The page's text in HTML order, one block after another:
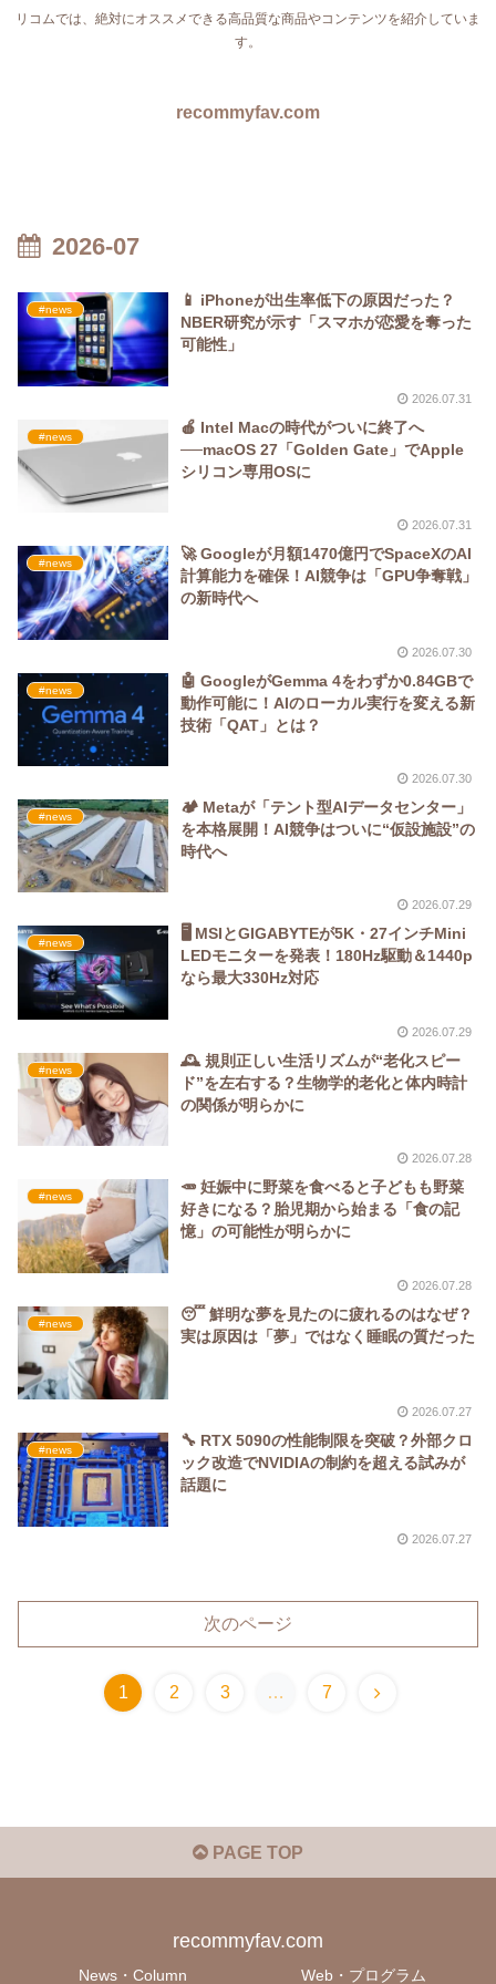
リコムでは、絶対にオススメできる高品質な商品やコンテンツを紹介していま
す。
recommyfav.com
2026-07
#news
📱 iPhoneが出生率低下の原因だった？
NBER研究が示す「スマホが恋愛を奪った
可能性」
2026.07.31
#news
🍎 Intel Macの時代がついに終了へ
──macOS 27「Golden Gate」でApple
シリコン専用OSに
2026.07.31
#news
🚀 Googleが月額1470億円でSpaceXのAI
計算能力を確保！AI競争は「GPU争奪戦」
の新時代へ
2026.07.30
#news
🤖 GoogleがGemma 4をわずか0.84GBで
動作可能に！AIのローカル実行を変える新
技術「QAT」とは？
2026.07.30
#news
🏕️ Metaが「テント型AIデータセンター」
を本格展開！AI競争はついに“仮設施設”の
時代へ
2026.07.29
#news
🖥️ MSIとGIGABYTEが5K・27インチMini
LEDモニターを発表！180Hz駆動＆1440p
なら最大330Hz対応
2026.07.29
#news
🕰️ 規則正しい生活リズムが“老化スピー
ド”を左右する？生物学的老化と体内時計
の関係が明らかに
2026.07.28
#news
🥕 妊娠中に野菜を食べると子どもも野菜
好きになる？胎児期から始まる「食の記
憶」の可能性が明らかに
2026.07.28
#news
😴 鮮明な夢を見たのに疲れるのはなぜ？
実は原因は「夢」ではなく睡眠の質だった
2026.07.27
#news
🔧 RTX 5090の性能制限を突破？外部クロ
ック改造でNVIDIAの制約を超える試みが
話題に
2026.07.27
次のページ
1 2 3 … 7
次
PAGE TOP
recommyfav.com
News・Column Web・プログラム